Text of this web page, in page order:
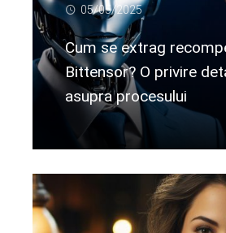
05/05/2025
Cum se extrag
Bittensor? O privire
asupra procesului
Citeste mai departe...